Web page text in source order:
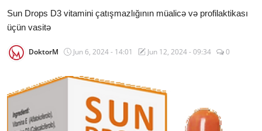
Xəbərlər
Əlaqə
Platforma
Yazılar
Sun Drops D3 vitamini çatışmazlığının müalicə və profilaktikası
üçün vasitə
DoktorM Jun 6, 2024 - 14:01 Jun 12, 2024 - 09:34 0